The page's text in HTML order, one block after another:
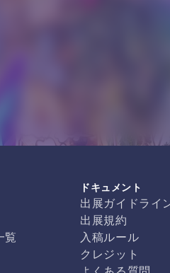
覧
ドキュメント
出展ガイドライ
出展規約
入稿ルール
クレジット